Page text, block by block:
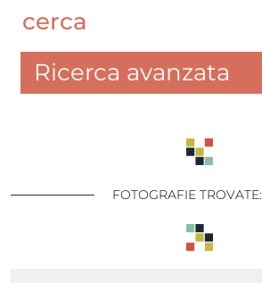
cerca
Ricerca avanzata
FOTOGRAFIE TROVATE: